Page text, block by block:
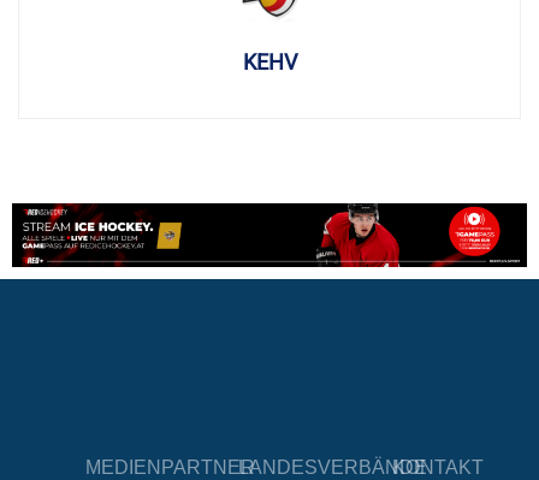
KEHV
MEDIENPARTNERLANDESVERBÄNDEKONTAKT